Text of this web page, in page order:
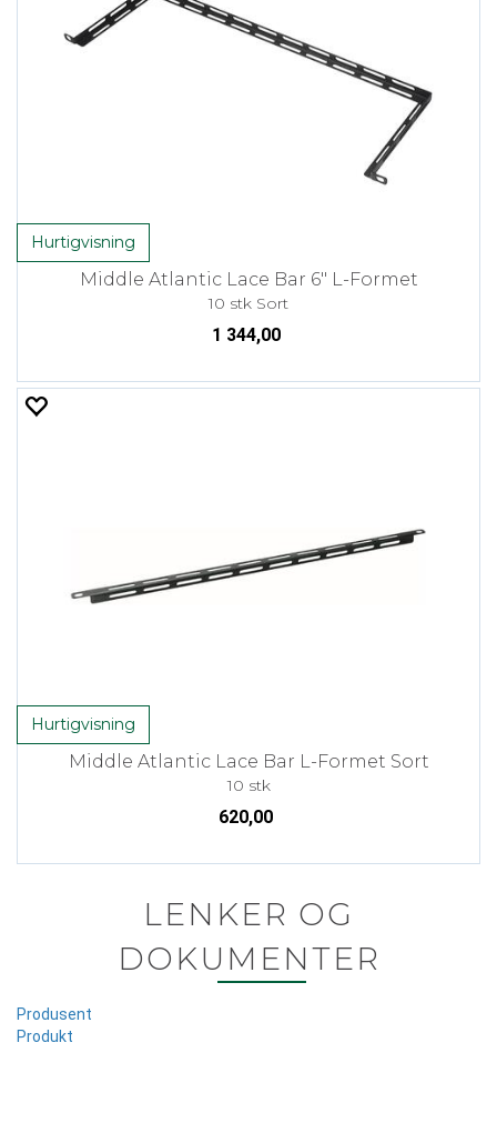
Hurtigvisning
Middle Atlantic Lace Bar 6" L-Formet
10 stk Sort
1 344,00
Hurtigvisning
Middle Atlantic Lace Bar L-Formet Sort
10 stk
620,00
LENKER OG
DOKUMENTER
Produsent
Produkt